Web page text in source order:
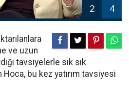
2 4
ve uzun
tavsiyelerle sık sık
bu kez yatırım tavsiyesi